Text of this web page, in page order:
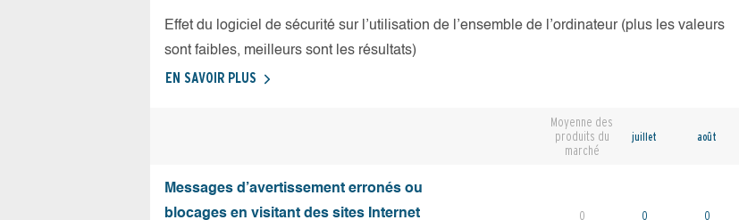
Effet du logiciel de sécurité sur l’utilisation de l’ensemble de l’ordinateur (plus les valeurs
sont faibles, meilleurs sont les résultats)
EN SAVOIR PLUS
Moyenne des
produits du
marché
juillet août
Messages d’avertissement erronés ou
blocages en visitant des sites Internet
0 0 0